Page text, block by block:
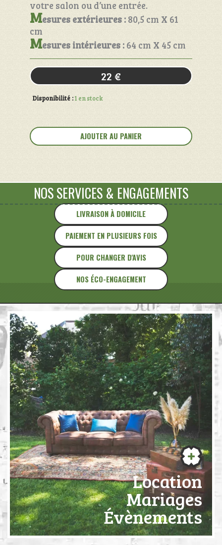
votre salon ou d’une entrée.
Mesures extérieures : 80,5 cm X 61
cm
Mesures intérieures : 64 cm X 45 cm
22 €
Disponibilité :1 en stock
de
Cadre
AJOUTER AU PANIER
LIVRAISON À DOMICILE
PAIEMENT EN PLUSIEURS FOIS
NOS SERVICES & ENGAGEMENTS
POUR CHANGER D'AVIS
NOS ÉCO-ENGAGEMENT
Location
Mariages
Évènements